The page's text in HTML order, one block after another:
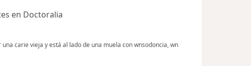
en Doctoralia
carie vieja y está al lado de una muela con wnsodoncia, wn